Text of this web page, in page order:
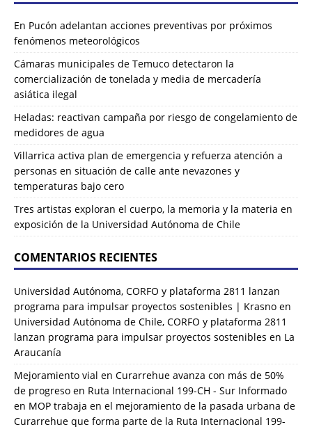
En Pucón adelantan acciones preventivas por próximos
fenómenos meteorológicos
Cámaras municipales de Temuco detectaron la
comercialización de tonelada y media de mercadería
asiática ilegal
Heladas: reactivan campaña por riesgo de congelamiento de
medidores de agua
Villarrica activa plan de emergencia y refuerza atención a
personas en situación de calle ante nevazones y
temperaturas bajo cero
Tres artistas exploran el cuerpo, la memoria y la materia en
exposición de la Universidad Autónoma de Chile
COMENTARIOS RECIENTES
Universidad Autónoma, CORFO y plataforma 2811 lanzan
programa para impulsar proyectos sostenibles | Krasno en
Universidad Autónoma de Chile, CORFO y plataforma 2811
lanzan programa para impulsar proyectos sostenibles en La
Araucanía
Mejoramiento vial en Curarrehue avanza con más de 50%
de progreso en Ruta Internacional 199-CH - Sur Informado
en MOP trabaja en el mejoramiento de la pasada urbana de
Curarrehue que forma parte de la Ruta Internacional 199-